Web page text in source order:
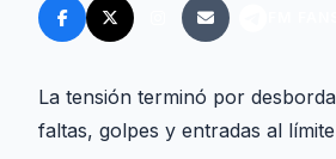
La tensión terminó por
faltas, golpes y entradas al